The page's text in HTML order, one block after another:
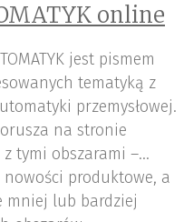
online
jest pismem
tematyką z
przemysłowej.
na stronie
tymi obszarami –
produktowe, a
mniej lub bardziej